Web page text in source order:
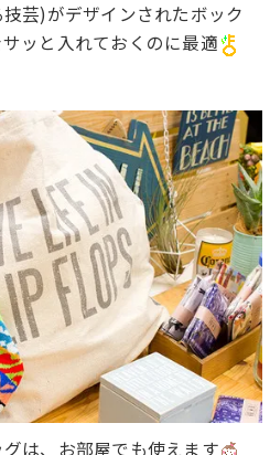
芸)がデザインされたボック
ッと入れておくのに最適
は、お部屋でも使えます